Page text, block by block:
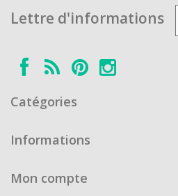
Lettre d'informations
Catégories
Informations
Mon compte